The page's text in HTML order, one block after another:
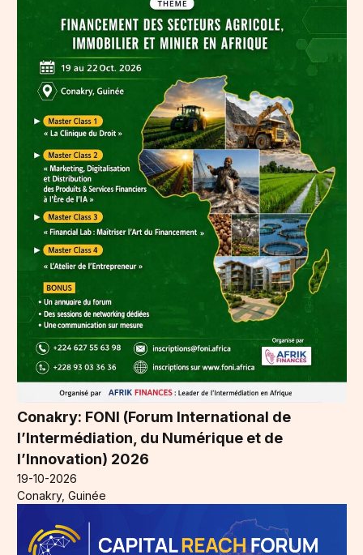
Conakry: FONI (Forum International de
l’Intermédiation, du Numérique et de
l’Innovation) 2026
19-10-2026
Conakry, Guinée